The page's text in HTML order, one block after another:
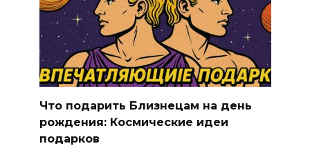
Что подарить Близнецам на день
рождения: Космические идеи
подарков